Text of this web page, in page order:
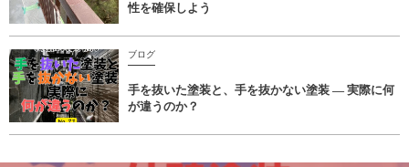
性を確保しよう
ブログ
手を抜いた塗装と、手を抜かない塗装 ― 実際に何
が違うのか？